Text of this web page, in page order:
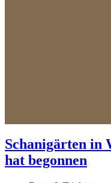
Schanigärten in
hat begonnen